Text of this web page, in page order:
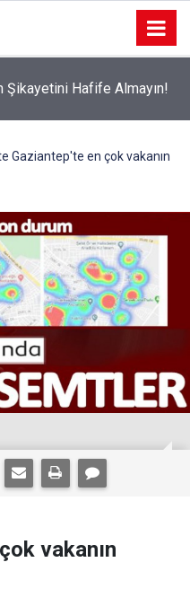
Şikayetini Hafife Almayın!
Gaziantep'te en çok vakanın
vakanın